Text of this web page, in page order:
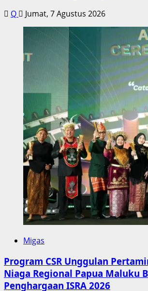
Q Jumat, 7 Agustus 2026
Migas
Program CSR Unggulan
Niaga Regional Papua Maluku
Penghargaan ISRA 2026